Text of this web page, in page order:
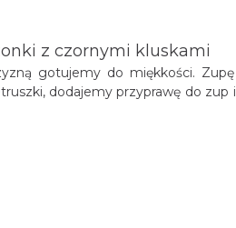
z czornymi kluskami
gotujemy do miękkości.
dodajemy przyprawę do